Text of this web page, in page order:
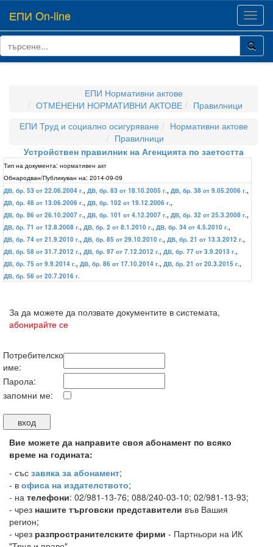
ЕПИ On-line
ЕПИ Нормативни актове
ОТМЕНЕНИ НОРМАТИВНИ АКТОВЕ
Правилници
ЕПИ Труд и социално осигуряване
Нормативни актове
Правилници
Устройствен правилник на Агенцията по заетостта
Тип на документа: нормативен акт
Обнародван/Публикуван на: 2014-09-09
ДВ, бр. 53 от 22.06.2004 г., ДВ, бр. 83 от 18.10.2005 г., ДВ, бр. 38 от 9.05.2006 г.,
ДВ, бр. 48 от 13.06.2006 г., ДВ, бр. 102 от 19.12.2006 г.,
ДВ, бр. 86 от 26.10.2007 г., ДВ, бр. 101 от 4.12.2007 г., ДВ, бр. 32 от 25.3.2008 г.,
ДВ, бр. 71 от 12.8.2008 г., ДВ, бр. 2 от 8.1.2010 г., ДВ, бр. 34 от 4.5.2010 г.,
ДВ, бр. 74 от 21.9.2010 г., ДВ, бр. 85 от 29.10.2010 г., ДВ, бр. 21 от 13.3.2012 г.,
ДВ, бр. 58 от 31.7.2012 г., ДВ, бр. 97 от 7.12.2012 г., ДВ, бр. 77 от 3.9.2013 г.,
ДВ, бр. 75 от 9.9.2014 г., ДВ, бр. 86 от 17.10.2014 г., ДВ, бр. 21 от 20.3.2015 г.,
ДВ, бр. 56 от 20.7.2016 г.
За да можете да ползвате документите в системата,
абонирайте се
Потребителско
име:
Парола:
запомни ме:
Вие можете да направите своя абонамент по всяко
време на годината:
- със завяка за абонамент;
- в офиса на издателството;
- на телефони: 02/981-13-76; 088/240-03-10; 02/981-13-93;
- чрез нашите търговски представители във Вашия
регион;
- чрез разпространителските фирми - Партньори на ИК